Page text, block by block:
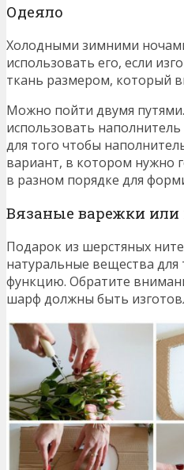
Одеяло
Холодными зимними
использовать его, если
ткань размером, который
Можно пойти двумя
использовать
для того чтобы
вариант, в котором нужно
в разном порядке для
Вязаные варежки
Подарок из шерстяных
натуральные вещества
функцию. Обратите
шарф должны быть